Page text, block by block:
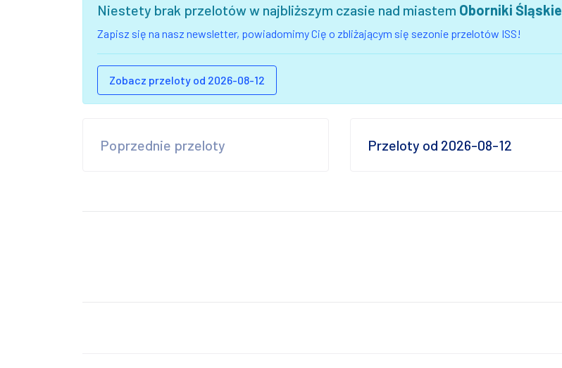
Niestety brak przelotów w najbliższym czasie nad miastem Oborniki Śląskie
Zapisz się na nasz newsletter, powiadomimy Cię o zbliżającym się sezonie przelotów ISS!
Zobacz przeloty od 2026-08-12
Poprzednie przeloty Przeloty od 2026-08-12